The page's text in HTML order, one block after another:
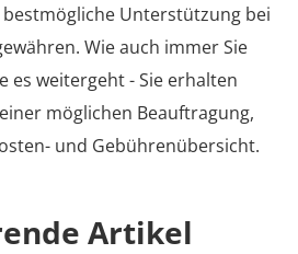
Unterstützung bei
Wie auch immer Sie
es weitergeht -Sie erhalten
möglichen Beauftragung,
und Gebührenübersicht.
Artikel